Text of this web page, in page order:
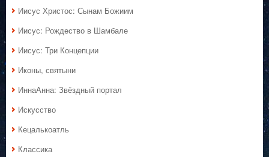
Иисус Христос: Сынам Божиим
Иисус: Рождество в Шамбале
Иисус: Три Концепции
Иконы, святыни
ИннаАнна: Звёздный портал
Искусство
Кецалькоатль
Классика